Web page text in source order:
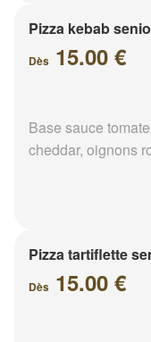
Pizza kebab
Dès 15.00 €
Base sauce
cheddar, oignons
Pizza tartiflette
Dès 15.00 €